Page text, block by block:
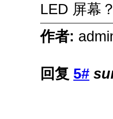
LED 屏幕？
作者:
回复 5#